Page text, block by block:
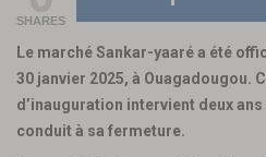
SHARES
Le marché Sankar-yaaré a été
30 janvier 2025, à Ouagadougou.
d’inauguration intervient deux
conduit à sa fermeture.